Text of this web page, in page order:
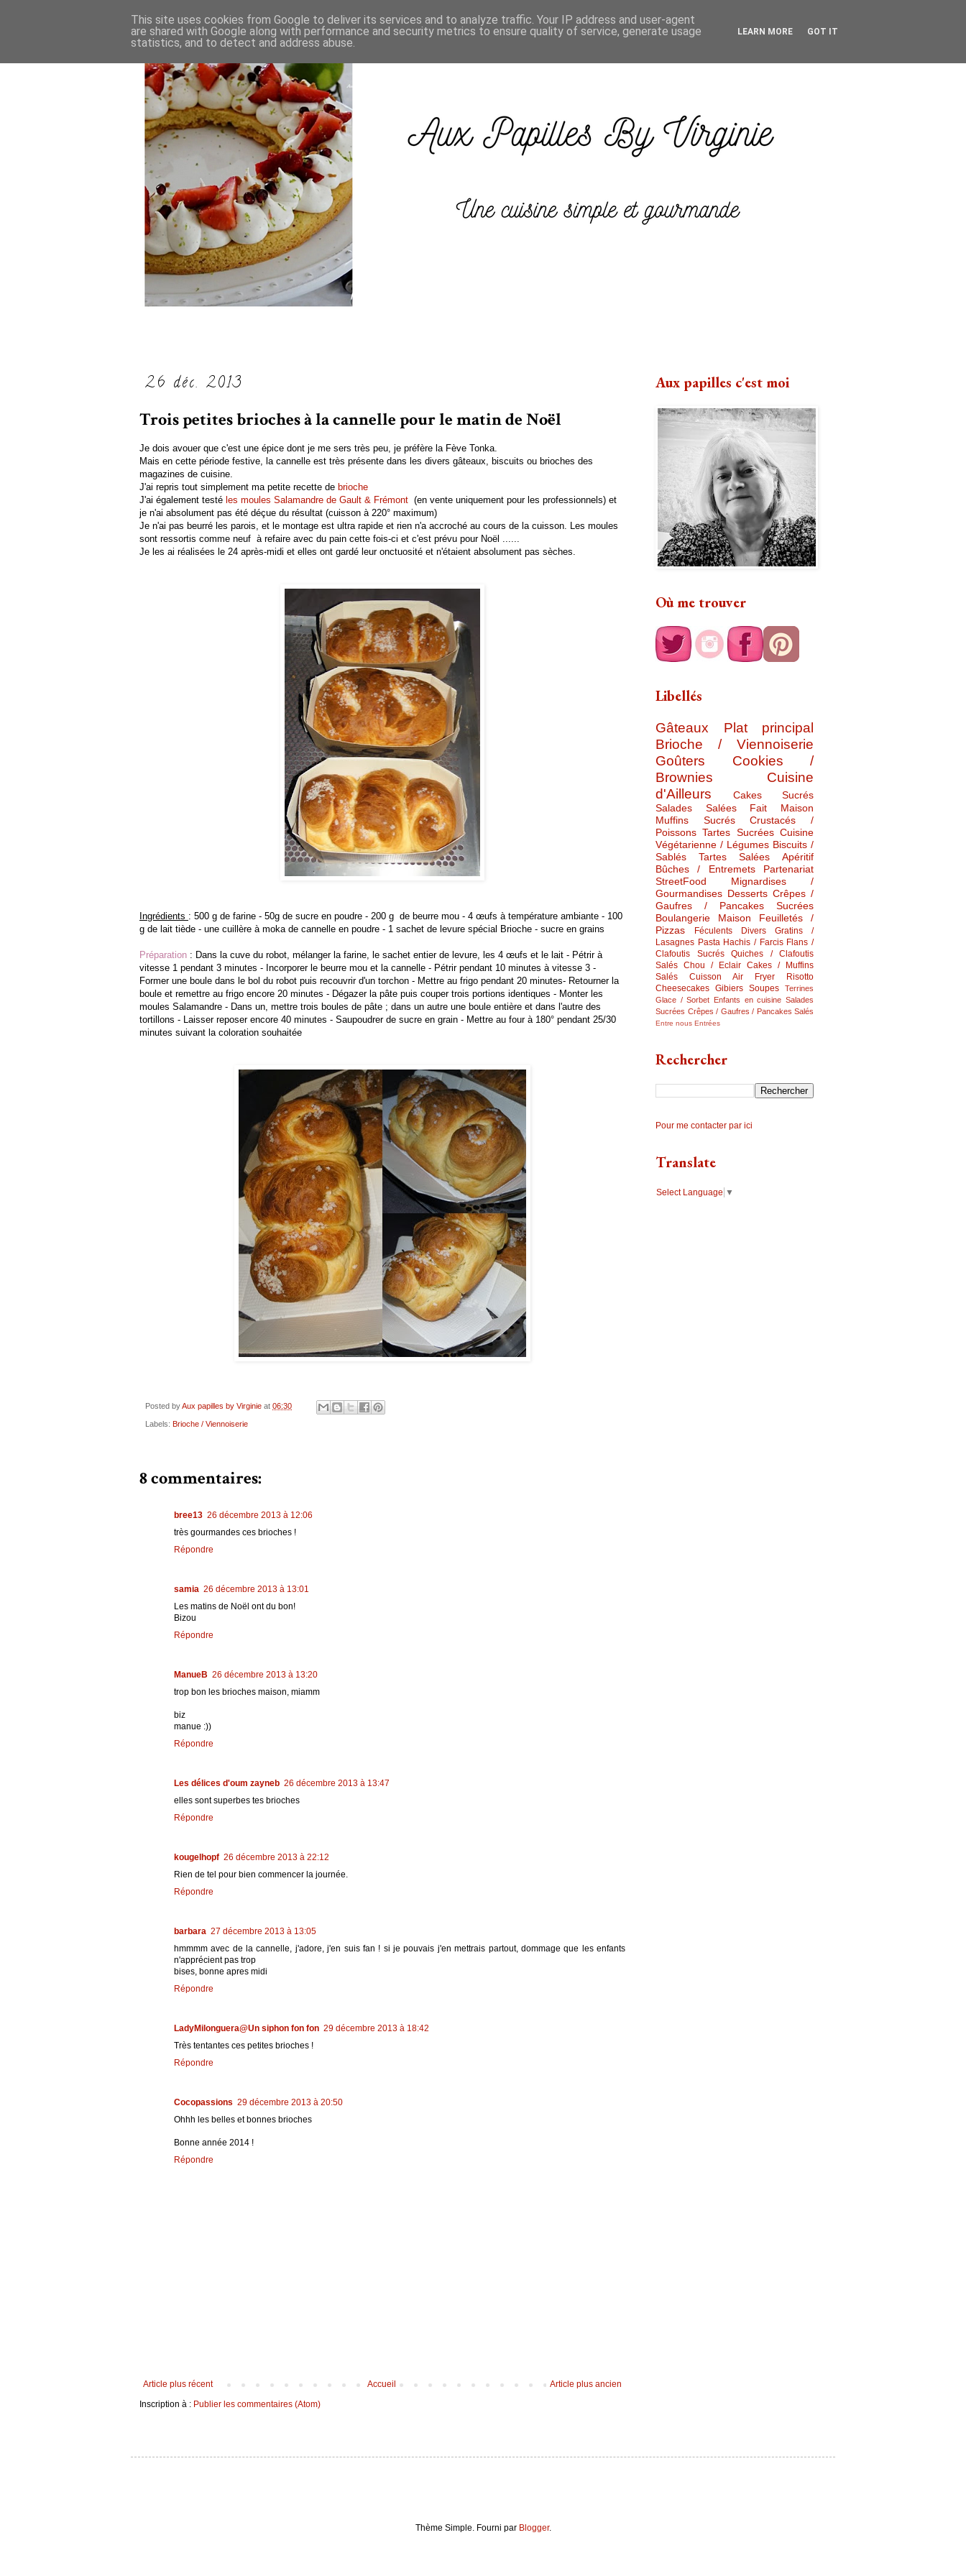
26 déc. 2013
Trois petites brioches à la cannelle pour le matin de Noël
Je dois avouer que c'est une épice dont je me sers très peu, je préfère la Fève Tonka.
Mais en cette période festive, la cannelle est très présente dans les divers gâteaux, biscuits ou brioches des
magazines de cuisine.
J'ai repris tout simplement ma petite recette de brioche
J'ai également testé les moules Salamandre de Gault & Frémont (en vente uniquement pour les professionnels) et
je n'ai absolument pas été déçue du résultat (cuisson à 220° maximum)
Je n'ai pas beurré les parois, et le montage est ultra rapide et rien n'a accroché au cours de la cuisson. Les moules
sont ressortis comme neuf à refaire avec du pain cette fois-ci et c'est prévu pour Noël ......
Je les ai réalisées le 24 après-midi et elles ont gardé leur onctuosité et n'étaient absolument pas sèches.
Ingrédients : 500 g de farine - 50g de sucre en poudre - 200 g de beurre mou - 4 œufs à température ambiante - 100
g de lait tiède - une cuillère à moka de cannelle en poudre - 1 sachet de levure spécial Brioche - sucre en grains
Préparation : Dans la cuve du robot, mélanger la farine, le sachet entier de levure, les 4 œufs et le lait - Pétrir à
vitesse 1 pendant 3 minutes - Incorporer le beurre mou et la cannelle - Pétrir pendant 10 minutes à vitesse 3 -
Former une boule dans le bol du robot puis recouvrir d'un torchon - Mettre au frigo pendant 20 minutes- Retourner la
boule et remettre au frigo encore 20 minutes - Dégazer la pâte puis couper trois portions identiques - Monter les
moules Salamandre - Dans un, mettre trois boules de pâte ; dans un autre une boule entière et dans l'autre des
tortillons - Laisser reposer encore 40 minutes - Saupoudrer de sucre en grain - Mettre au four à 180° pendant 25/30
minutes suivant la coloration souhaitée
Posted byAux papilles by Virginie at 06:30
Labels: Brioche / Viennoiserie
8 commentaires:
bree13 26 décembre 2013 à 12:06
très gourmandes ces brioches !
Répondre
samia 26 décembre 2013 à 13:01
Les matins de Noël ont du bon!
Bizou
Répondre
ManueB 26 décembre 2013 à 13:20
trop bon les brioches maison, miamm
biz
manue :))
Répondre
Les délices d'oum zayneb 26 décembre 2013 à 13:47
elles sont superbes tes brioches
Répondre
kougelhopf 26 décembre 2013 à 22:12
Rien de tel pour bien commencer la journée.
Répondre
barbara 27 décembre 2013 à 13:05
hmmmm avec de la cannelle, j'adore, j'en suis fan ! si je pouvais j'en mettrais partout, dommage que les enfants
n'apprécient pas trop
bises, bonne apres midi
Répondre
LadyMilonguera@Un siphon fon fon 29 décembre 2013 à 18:42
Très tentantes ces petites brioches !
Répondre
Cocopassions 29 décembre 2013 à 20:50
Ohhh les belles et bonnes brioches
Bonne année 2014 !
Répondre
Article plus récent Article plus ancien
Accueil
Inscription à : Publier les commentaires (Atom)
Aux papilles c'est moi
Où me trouver
Libellés
Gâteaux
Plat principal
Brioche / Viennoiserie
Goûters
Cookies /
Brownies
Cuisine
d'Ailleurs
Cakes Sucrés
Salades Salées
Fait Maison
Muffins Sucrés
Crustacés /
Poissons Tartes Sucrées Cuisine
Végétarienne / Légumes Biscuits /
Sablés
Tartes Salées
Apéritif
Bûches / Entremets
Partenariat
StreetFood
Mignardises /
Gourmandises Desserts Crêpes /
Gaufres / Pancakes Sucrées
Boulangerie Maison
Feuilletés /
Pizzas
Féculents Divers
Gratins /
Lasagnes Pasta Hachis / Farcis Flans /
Clafoutis Sucrés
Quiches / Clafoutis
Salés Chou / Eclair Cakes / Muffins
Salés
Cuisson Air Fryer
Risotto
Cheesecakes Gibiers Soupes
Terrines
Glace / Sorbet Enfants en cuisine Salades
Sucrées Crêpes / Gaufres / Pancakes Salés
Entre nous Entrées
Rechercher
Pour me contacter par ici
Translate
Select Language ▼
Thème Simple. Fourni par Blogger.
This site uses cookies from Google to deliver its services and to analyze traffic. Your IP address and user-agent
are shared with Google along with performance and security metrics to ensure quality of service, generate usage
statistics, and to detect and address abuse.
LEARN MORE GOT IT